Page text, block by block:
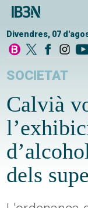
Divendres, 07
SOCIETAT
Calvià
dels